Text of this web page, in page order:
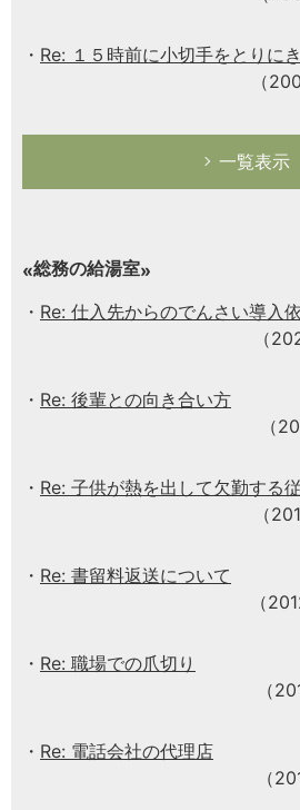
Re: １５時前に小切手をとりに
（
一覧表示
総務の給湯室
Re: 仕入先からのでんさい導入
（
Re: 後輩との向き合い方
（
Re: 子供が熱を出して欠勤する
（
Re: 書留料返送について
（
Re: 職場での爪切り
（
Re: 電話会社の代理店
（